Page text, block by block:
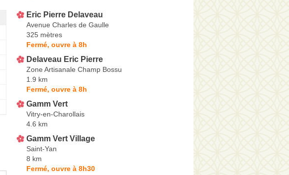
Eric Pierre Delaveau
Avenue Charles de Gaulle
325 mètres
Fermé, ouvre à 8h
Delaveau Eric Pierre
Zone Artisanale Champ Bossu
1.9 km
Fermé, ouvre à 8h
Gamm Vert
Vitry-en-Charollais
4.6 km
Gamm Vert Village
Saint-Yan
8 km
Fermé, ouvre à 8h30